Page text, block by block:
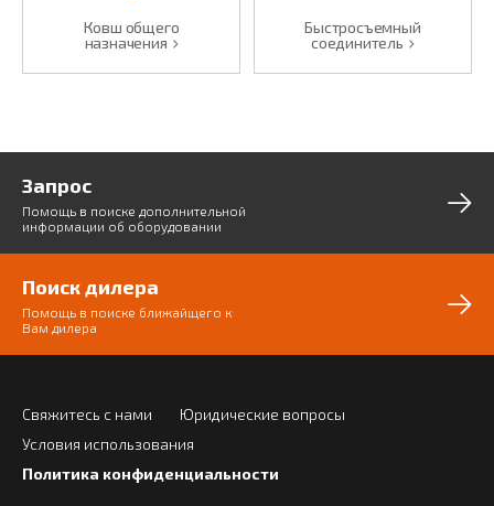
Ковш общего
назначения
Быстросъемный
соединитель
Запрос
Помощь в поиске дополнительной
информации об оборудовании
Поиск дилера
Помощь в поиске ближайщего к
Вам дилера
Свяжитесь с нами
Юридические вопросы
Условия использования
Политика конфиденциальности